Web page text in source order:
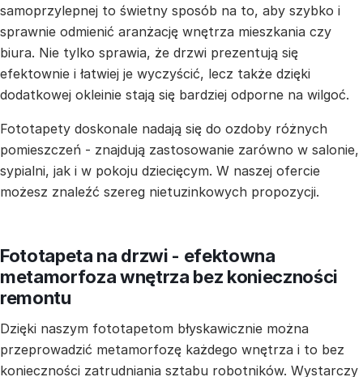
samoprzylepnej to świetny sposób na to, aby szybko i
sprawnie odmienić aranżację wnętrza mieszkania czy
biura. Nie tylko sprawia, że drzwi prezentują się
efektownie i łatwiej je wyczyścić, lecz także dzięki
dodatkowej okleinie stają się bardziej odporne na wilgoć.
Fototapety doskonale nadają się do ozdoby różnych
pomieszczeń - znajdują zastosowanie zarówno w salonie,
sypialni, jak i w pokoju dziecięcym. W naszej ofercie
możesz znaleźć szereg nietuzinkowych propozycji.
Fototapeta na drzwi - efektowna
metamorfoza wnętrza bez konieczności
remontu
Dzięki naszym fototapetom błyskawicznie można
przeprowadzić metamorfozę każdego wnętrza i to bez
konieczności zatrudniania sztabu robotników. Wystarczy